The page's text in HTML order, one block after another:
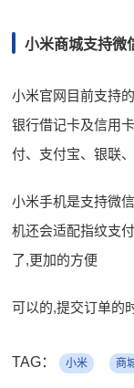
小米商城支持微
小米官网目前支持
银行借记卡及信用
付、支付宝、银联
小米手机是支持微
机还会适配指纹支
了,更加的方便
可以的,提交订单的
TAG： 小米 商